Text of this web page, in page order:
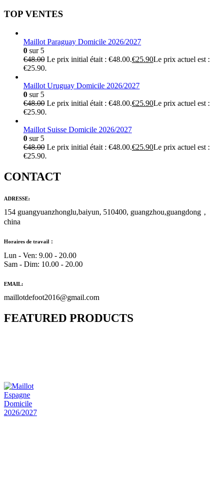
TOP VENTES
Maillot Paraguay Domicile 2026/2027
0 sur 5
€48.00 Le prix initial était : €48.00.€25.90Le prix actuel est :
€25.90.
Maillot Uruguay Domicile 2026/2027
0 sur 5
€48.00 Le prix initial était : €48.00.€25.90Le prix actuel est :
€25.90.
Maillot Suisse Domicile 2026/2027
0 sur 5
€48.00 Le prix initial était : €48.00.€25.90Le prix actuel est :
€25.90.
CONTACT
ADRESSE:
154 guangyuanzhonglu,baiyun, 510400, guangzhou,guangdong，
china
Horaires de travail：
Lun - Ven: 9.00 - 20.00
Sam - Dim: 10.00 - 20.00
EMAIL:
maillotdefoot2016@gmail.com
FEATURED PRODUCTS